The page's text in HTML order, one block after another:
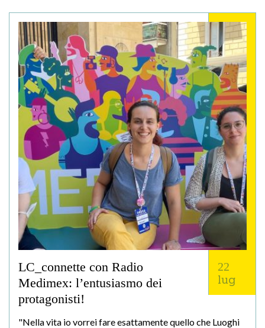
22
lug
LC_connette con Radio
Medimex: l’entusiasmo dei
protagonisti!
"Nella vita io vorrei fare esattamente quello che Luoghi